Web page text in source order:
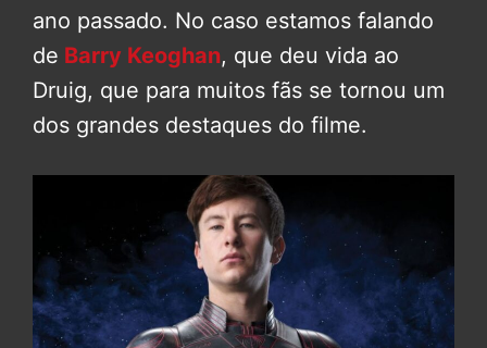
ano passado. No caso estamos falando
de Barry Keoghan, que deu vida ao
Druig, que para muitos fãs se tornou um
dos grandes destaques do filme.